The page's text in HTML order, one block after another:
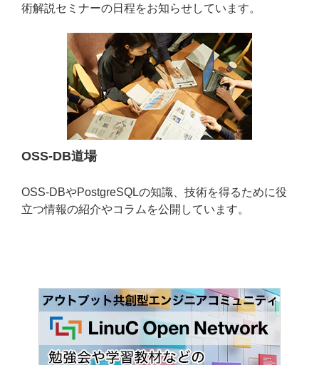
術解説セミナーの日程をお知らせしています。
OSS-DB道場
OSS-DBやPostgreSQLの知識、技術を得るために役
立つ情報の紹介やコラムを公開しています。